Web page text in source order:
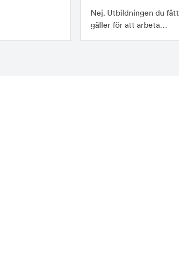
Nej. Utbildningen du fått
gäller för att arbeta…